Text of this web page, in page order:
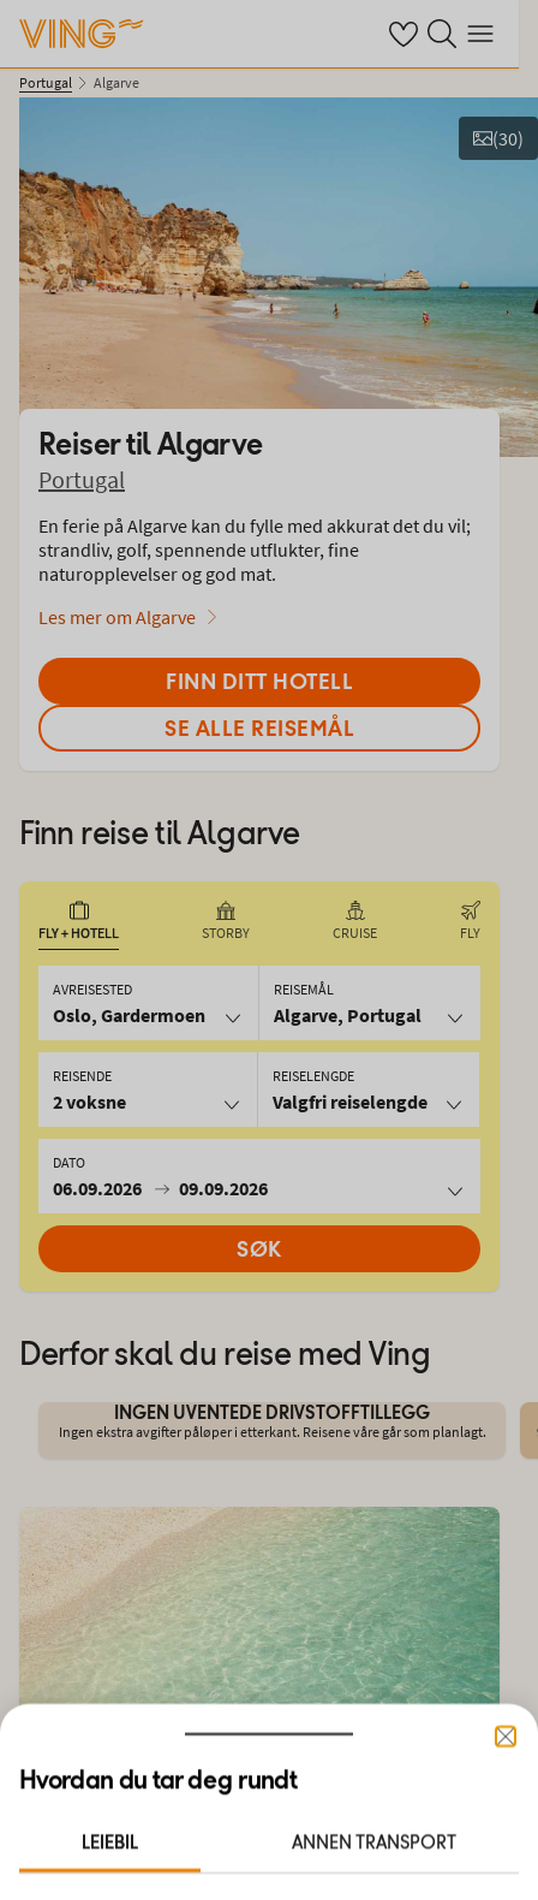
Se dine sparte
Søk på ving.no
Meny
Portugal Algarve
Vis bilder
(30)
Reiser tilAlgarve
Portugal
En ferie på Algarve kan du fylle med akkurat det du vil;
strandliv, golf, spennende utflukter, fine
naturopplevelser og god mat.
Les mer om Algarve
FINN DITT HOTELL
SE ALLE REISEMÅL
Finn reise tilAlgarve
FLY + HOTELL STORBY CRUISE FLY
AVREISESTED
Oslo, Gardermoen
REISEMÅL
Algarve, Portugal
REISELENGDE
Valgfri reiselengde
DATO
06.09.2026 09.09.2026
REISENDE
2 voksne
SØK
Derfor skal du reise med Ving
INGEN UVENTEDE DRIVSTOFFTILLEGG
Ingen ekstra avgifter påløper i etterkant. Reisene våre går som planlagt.
Hvordan du tar deg rundt
LEIEBIL ANNEN TRANSPORT
Strender